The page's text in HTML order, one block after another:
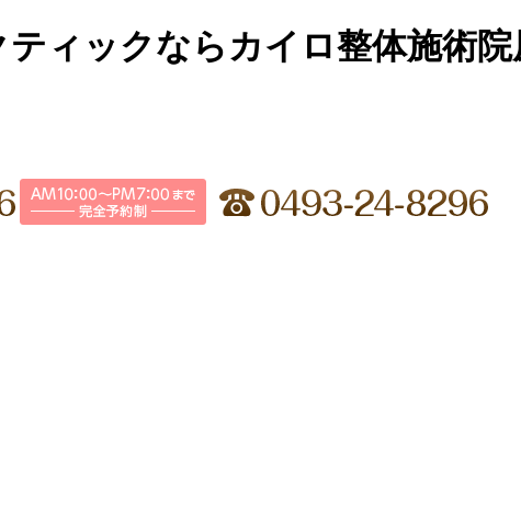
ィックならカイロ整体施術院